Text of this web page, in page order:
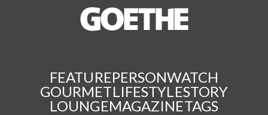
FEATUREPERSONWATCH
GOURMETLIFESTYLESTORY
LOUNGEMAGAZINETAGS